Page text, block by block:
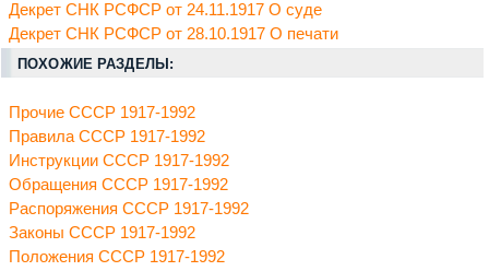
Декрет СНК РСФСР от 24.11.1917 О суде
Декрет СНК РСФСР от 28.10.1917 О печати
ПОХОЖИЕ РАЗДЕЛЫ:
Прочие СССР 1917-1992
Правила СССР 1917-1992
Инструкции СССР 1917-1992
Обращения СССР 1917-1992
Распоряжения СССР 1917-1992
Законы СССР 1917-1992
Положения СССР 1917-1992